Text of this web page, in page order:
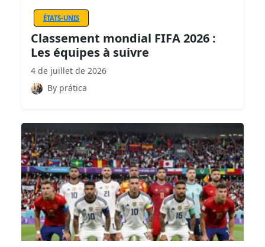
ÉTATS-UNIS
Classement mondial FIFA 2026 :
Les équipes à suivre
4 de juillet de 2026
By prática